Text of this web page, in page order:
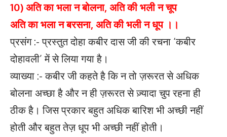
10) अति का भला न बोलना, अति की भली न चूप
अति का भला न बरसना, अति की भली न धूप ।।
प्रसंग :- प्रस्तुत दोहा कबीर दास जी की रचना ‘कबीर
दोहावली’ में से लिया गया है।
व्याख्या :- कबीर जी कहते है कि न तो ज़रूरत से अधिक
बोलना अच्छा है और न ही ज़रूरत से ज़्यादा चुप रहना ही
ठीक है। जिस प्रकार बहुत अधिक बारिश भी अच्छी नहीं
होती और बहुत तेज़ धूप भी अच्छी नहीं होती।